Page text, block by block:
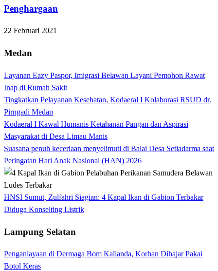
Penghargaan
22 Februari 2021
Medan
Layanan Eazy Paspor, Imigrasi Belawan Layani Pemohon Rawat
Inap di Rumah Sakit
Tingkatkan Pelayanan Kesehatan, Kodaeral I Kolaborasi RSUD dr.
Pirngadi Medan‎
Kodaeral I Kawal Humanis Ketahanan Pangan dan Aspirasi
Masyarakat di Desa Limau Manis
Suasana penuh keceriaan menyelimuti di Balai Desa Setiadarma saat
Peringatan Hari Anak Nasional (HAN) 2026
HNSI Sumut, Zulfahri Siagian: 4 Kapal Ikan di Gabion Terbakar
Diduga Konselting Listrik
Lampung Selatan
Penganiayaan di Dermaga Bom Kalianda, Korban Dihajar Pakai
Botol Keras